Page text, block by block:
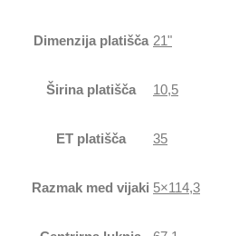
Dimenzija platišča 21"
Širina platišča 10,5
ET platišča 35
Razmak med vijaki 5×114,3